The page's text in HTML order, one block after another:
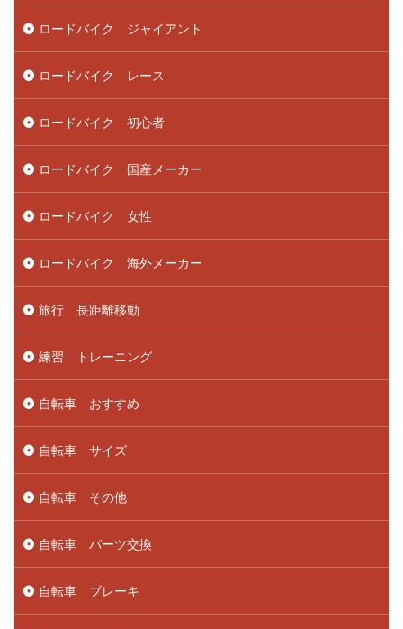
ロードバイク ジャイアント
ロードバイク レース
ロードバイク 初心者
ロードバイク 国産メーカー
ロードバイク 女性
ロードバイク 海外メーカー
旅行 長距離移動
練習 トレーニング
自転車 おすすめ
自転車 サイズ
自転車 その他
自転車 パーツ交換
自転車 ブレーキ